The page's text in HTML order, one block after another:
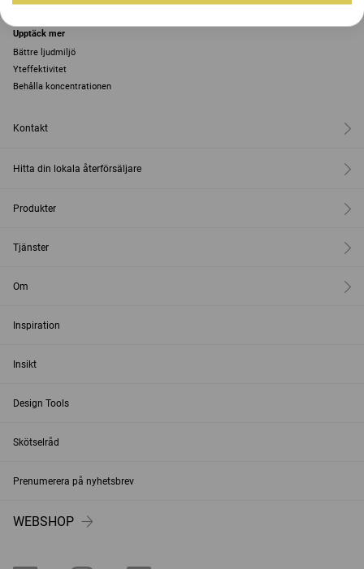
Upptäck mer
Bättre ljudmiljö
Yteffektivitet
Behålla koncentrationen
Kontakt
Hitta din lokala återförsäljare
Produkter
Tjänster
Om
Inspiration
Insikt
Design Tools
Skötselråd
Prenumerera på nyhetsbrev
WEBSHOP